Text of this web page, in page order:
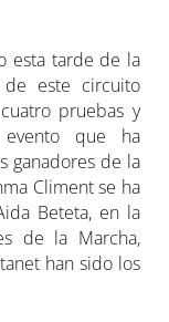
esta tarde de la
este circuito
pruebas y
que ha
ganadores de la
Climent se ha
Beteta, en la
de la Marcha,
han sido los